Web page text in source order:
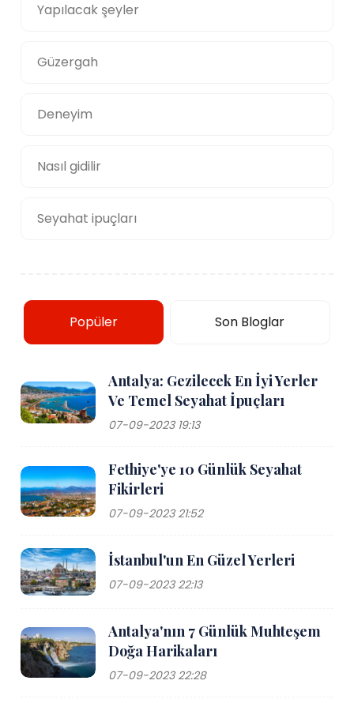
Yapılacak şeyler
Güzergah
Deneyim
Nasıl gidilir
Seyahat ipuçları
Popüler Son Bloglar
Antalya: Gezilecek En İyi Yerler
Ve Temel Seyahat İpuçları
07-09-2023 19:13
Fethiye'ye 10 Günlük Seyahat
Fikirleri
07-09-2023 21:52
İstanbul'un En Güzel Yerleri
07-09-2023 22:13
Antalya'nın 7 Günlük Muhteşem
Doğa Harikaları
07-09-2023 22:28